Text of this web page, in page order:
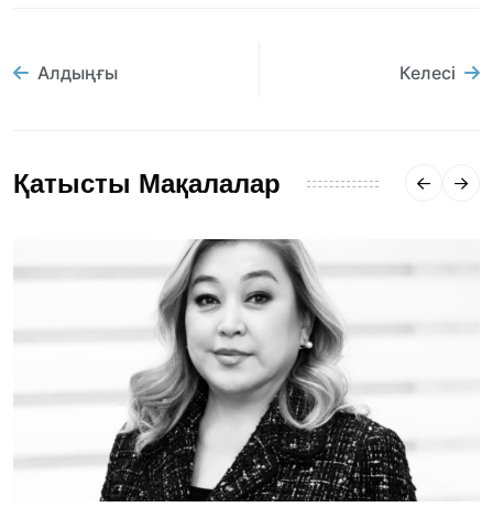
Алдыңғы Келесі
Қатысты Мақалалар